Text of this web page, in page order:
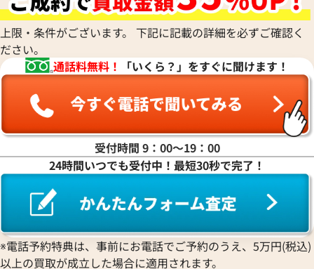
ルイ・ヴィトン モノグラムエクリプス ダ
ブルフォンポーチ ショルダーバッグ
M81321
参考買取価格
122,000
2026年4月3日時点
ルイ・ヴィトン
ィ ハンドバッグ
参考買取価格
94,000
2026年6月17日時
上限・条件がございます。 下記に記載の詳細を必ずご確認く
ださい。
通話料無料！
「いくら？」をすぐに聞けます！
受付時間 9：00〜19：00
24時間いつでも受付中！最短30秒で完了！
※電話予約特典は、事前にお電話でご予約のうえ、5万円(税込)
以上の買取が成立した場合に適用されます。